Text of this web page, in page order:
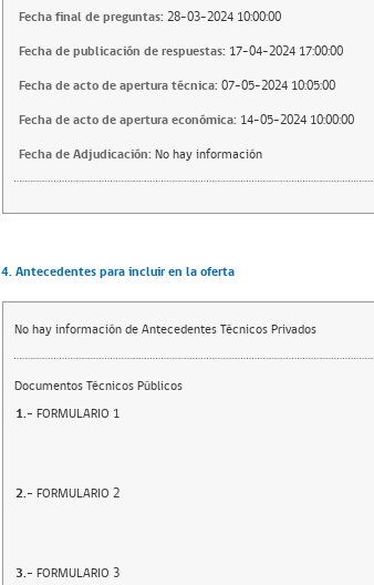
Fecha final de preguntas: 28-03-2024 10:00:00
Fecha de publicación de respuestas: 17-04-2024 17:00:00
Fecha de acto de apertura técnica: 07-05-2024 10:05:00
Fecha de acto de apertura económica: 14-05-2024 10:00:00
Fecha de Adjudicación: No hay información
4. Antecedentes para incluir en la oferta
No hay información de Antecedentes Técnicos Privados
Documentos Técnicos Públicos
1.- FORMULARIO 1
2.- FORMULARIO 2
3.- FORMULARIO 3